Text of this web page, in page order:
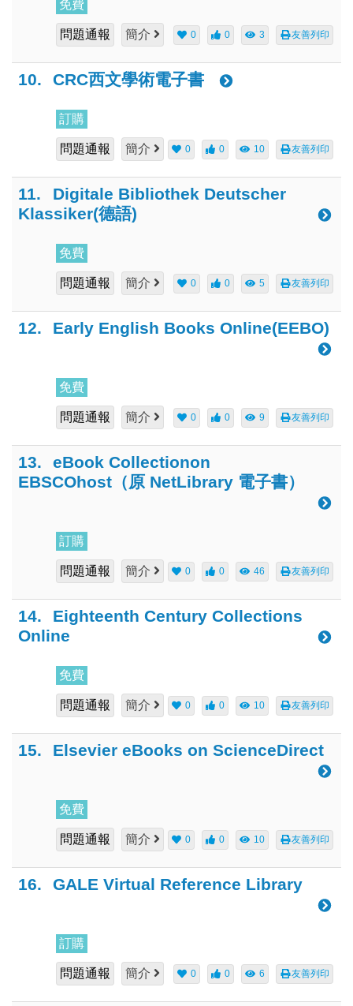
免費
問題通報 簡介 0 0 3 友善列印
10. CRC西文學術電子書
訂購
問題通報 簡介 0 0 10 友善列印
11.
Digitale Bibliothek Deutscher
Klassiker(德語)
免費
問題通報 簡介 0 0 5 友善列印
12. Early English Books Online(EEBO)
免費
問題通報 簡介 0 0 9 友善列印
13.
eBook Collectionon
EBSCOhost（原 NetLibrary 電子書）
訂購
問題通報 簡介 0 0 46 友善列印
14.
Eighteenth Century Collections
Online
免費
問題通報 簡介 0 0 10 友善列印
15. Elsevier eBooks on ScienceDirect
免費
問題通報 簡介 0 0 10 友善列印
16. GALE Virtual Reference Library
訂購
問題通報 簡介 0 0 6 友善列印